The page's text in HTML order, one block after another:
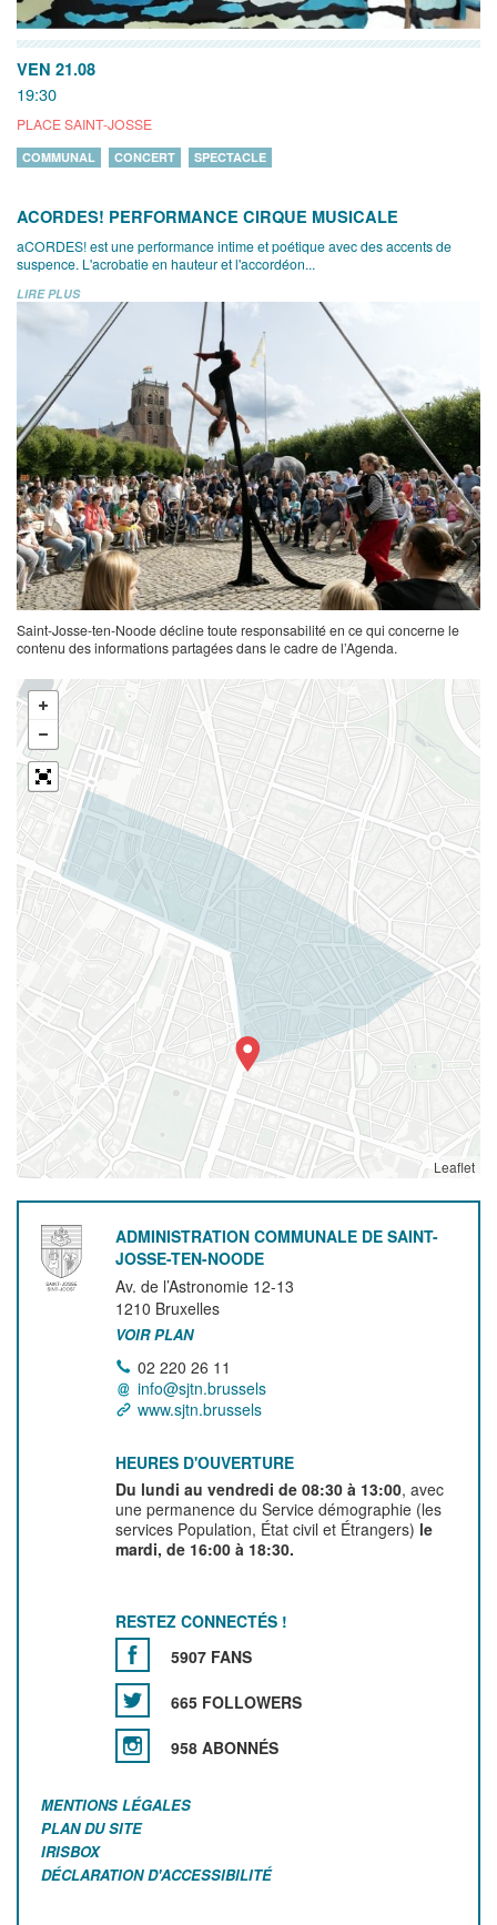
VEN 21.08
19:30
PLACE SAINT-JOSSE
COMMUNAL CONCERT SPECTACLE
ACORDES! PERFORMANCE CIRQUE MUSICALE
aCORDES! est une performance intime et poétique avec des accents de
suspence. L'acrobatie en hauteur et l'accordéon...
LIRE PLUS
Saint-Josse-ten-Noode décline toute responsabilité en ce qui concerne le
contenu des informations partagées dans le cadre de l’Agenda.
Leaflet
ADMINISTRATION COMMUNALE DE SAINT-
JOSSE-TEN-NOODE
Av. de l’Astronomie 12-13
1210 Bruxelles
VOIR PLAN
02 220 26 11
info@sjtn.brussels
www.sjtn.brussels
HEURES D'OUVERTURE
Du lundi au vendredi de 08:30 à 13:00, avec
une permanence du Service démographie (les
services Population, État civil et Étrangers) le
mardi, de 16:00 à 18:30.
RESTEZ CONNECTÉS !
5907 FANS
665 FOLLOWERS
958 ABONNÉS
MENTIONS LÉGALES
PLAN DU SITE
IRISBOX
DÉCLARATION D'ACCESSIBILITÉ